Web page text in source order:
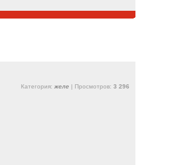
Категория: желе | Просмотров: 3 296